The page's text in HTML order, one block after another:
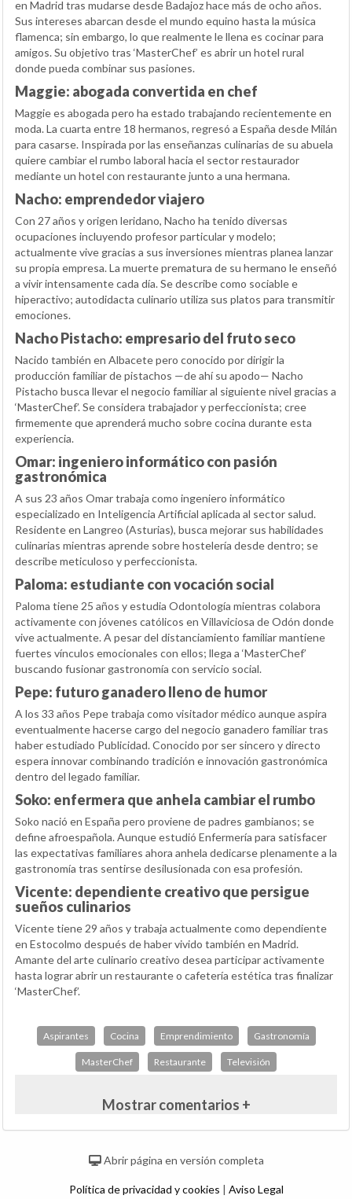
en Madrid tras mudarse desde Badajoz hace más de ocho años.
Sus intereses abarcan desde el mundo equino hasta la música
flamenca; sin embargo, lo que realmente le llena es cocinar para
amigos. Su objetivo tras ‘MasterChef’ es abrir un hotel rural
donde pueda combinar sus pasiones.
Maggie: abogada convertida en chef
Maggie es abogada pero ha estado trabajando recientemente en
moda. La cuarta entre 18 hermanos, regresó a España desde Milán
para casarse. Inspirada por las enseñanzas culinarias de su abuela
quiere cambiar el rumbo laboral hacia el sector restaurador
mediante un hotel con restaurante junto a una hermana.
Nacho: emprendedor viajero
Con 27 años y origen leridano, Nacho ha tenido diversas
ocupaciones incluyendo profesor particular y modelo;
actualmente vive gracias a sus inversiones mientras planea lanzar
su propia empresa. La muerte prematura de su hermano le enseñó
a vivir intensamente cada día. Se describe como sociable e
hiperactivo; autodidacta culinario utiliza sus platos para transmitir
emociones.
Nacho Pistacho: empresario del fruto seco
Nacido también en Albacete pero conocido por dirigir la
producción familiar de pistachos —de ahí su apodo— Nacho
Pistacho busca llevar el negocio familiar al siguiente nivel gracias a
‘MasterChef’. Se considera trabajador y perfeccionista; cree
firmemente que aprenderá mucho sobre cocina durante esta
experiencia.
Omar: ingeniero informático con pasión
gastronómica
A sus 23 años Omar trabaja como ingeniero informático
especializado en Inteligencia Artificial aplicada al sector salud.
Residente en Langreo (Asturias), busca mejorar sus habilidades
culinarias mientras aprende sobre hostelería desde dentro; se
describe meticuloso y perfeccionista.
Paloma: estudiante con vocación social
Paloma tiene 25 años y estudia Odontología mientras colabora
activamente con jóvenes católicos en Villaviciosa de Odón donde
vive actualmente. A pesar del distanciamiento familiar mantiene
fuertes vínculos emocionales con ellos; llega a ‘MasterChef’
buscando fusionar gastronomía con servicio social.
Pepe: futuro ganadero lleno de humor
A los 33 años Pepe trabaja como visitador médico aunque aspira
eventualmente hacerse cargo del negocio ganadero familiar tras
haber estudiado Publicidad. Conocido por ser sincero y directo
espera innovar combinando tradición e innovación gastronómica
dentro del legado familiar.
Soko: enfermera que anhela cambiar el rumbo
Soko nació en España pero proviene de padres gambianos; se
define afroespañola. Aunque estudió Enfermería para satisfacer
las expectativas familiares ahora anhela dedicarse plenamente a la
gastronomía tras sentirse desilusionada con esa profesión.
Vicente: dependiente creativo que persigue
sueños culinarios
Vicente tiene 29 años y trabaja actualmente como dependiente
en Estocolmo después de haber vivido también en Madrid.
Amante del arte culinario creativo desea participar activamente
hasta lograr abrir un restaurante o cafetería estética tras finalizar
‘MasterChef’.
Aspirantes Cocina Emprendimiento Gastronomía
MasterChef Restaurante Televisión
Mostrar comentarios +
Abrir página en versión completa
Política de privacidad y cookies | Aviso Legal